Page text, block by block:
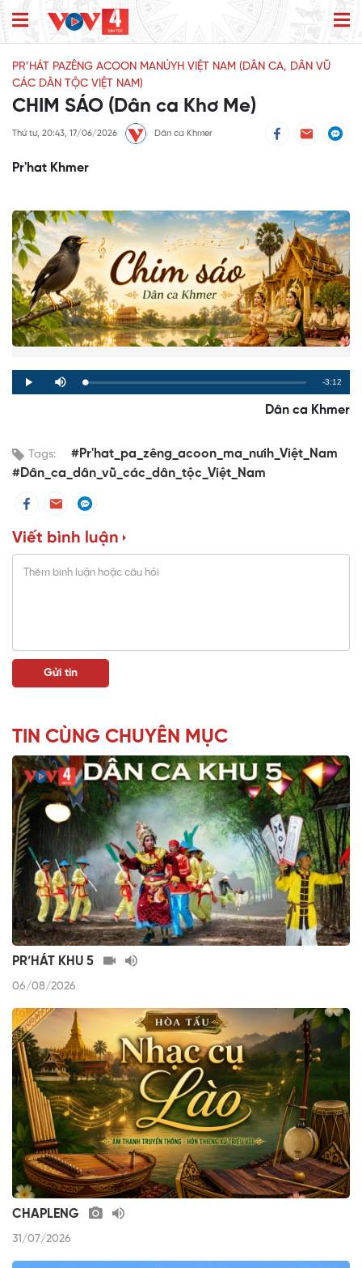
PR’HÁT PAZÊNG ACOON MANÚYH VIỆT NAM (DÂN CA, DÂN VŨ
CÁC DÂN TỘC VIỆT NAM)
CHIM SÁO (Dân ca Khơ Me)
Thứ tư, 20:43, 17/06/2026 Dân ca Khmer
Pr'hat Khmer
Play Mute Loaded:
0%
Progress:
0%
Remaining
Time
-3:12
Dân ca Khmer
Tags:
#Pr'hat_pa_zêng_acoon_ma_nưih_Việt_Nam
#Dân_ca_dân_vũ_các_dân_tộc_Việt_Nam
Viết bình luận
TIN CÙNG CHUYÊN MỤC
PR’HÁT KHU 5
06/08/2026
CHAPLENG
31/07/2026